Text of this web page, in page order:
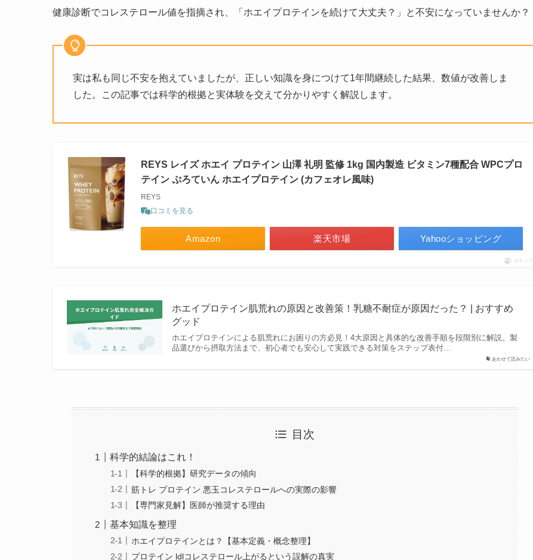
健康診断でコレステロール値を指摘され、「ホエイプロテインを続けて大丈夫？」と不安になっていませんか？
実は私も同じ不安を抱えていましたが、正しい知識を身につけて1年間継続した結果、数値が改善しま
した。この記事では科学的根拠と実体験を交えて分かりやすく解説します。
REYS レイズ ホエイ プロテイン 山澤 礼明 監修 1kg 国内製造 ビタミン7種配合 WPCプロ
テイン ぷろていん ホエイプロテイン (カフェオレ風味)
REYS
口コミを見る
Amazon 楽天市場 Yahooショッピング
ポチップ
あわせて読みたい
ホエイプロテイン肌荒れの原因と改善策！乳糖不耐症が原因だった？ | おすすめ
グッド
ホエイプロテインによる肌荒れにお困りの方必見！4大原因と具体的な改善手順を段階別に解説。製
品選びから摂取方法まで、初心者でも安心して実践できる対策をステップ表付…
目次
科学的結論はこれ！
【科学的根拠】研究データの傾向
筋トレ プロテイン 悪玉コレステロールへの実際の影響
【専門家見解】医師が推奨する理由
基本知識を整理
ホエイプロテインとは？【基本定義・概念整理】
プロテイン ldlコレステロール上がるという誤解の真実